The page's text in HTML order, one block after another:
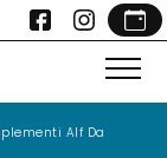
Alf Da